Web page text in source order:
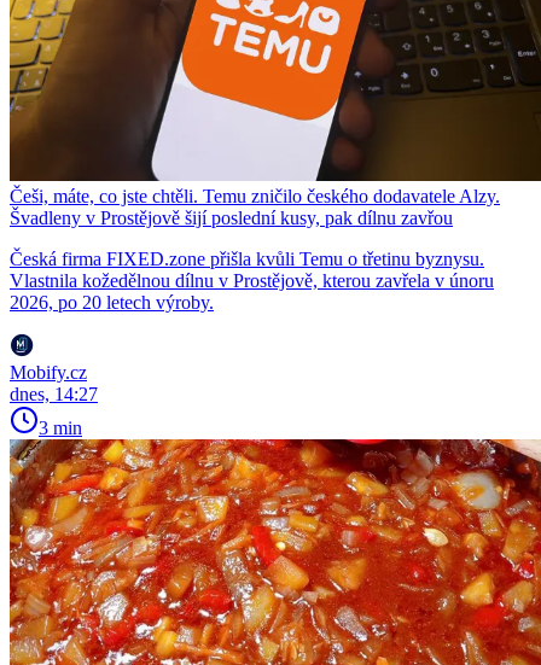
Češi, máte, co jste chtěli. Temu zničilo českého dodavatele Alzy.
Švadleny v Prostějově šijí poslední kusy, pak dílnu zavřou
Česká firma FIXED.zone přišla kvůli Temu o třetinu byznysu.
Vlastnila kožedělnou dílnu v Prostějově, kterou zavřela v únoru
2026, po 20 letech výroby.
Mobify.cz
dnes, 14:27
3 min